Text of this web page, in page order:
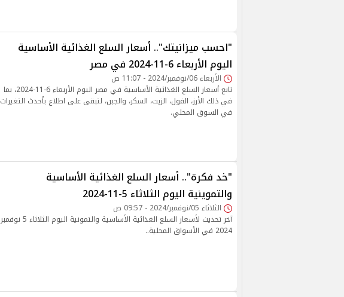
"احسب ميزانيتك".. أسعار السلع الغذائية الأساسية
اليوم الأربعاء 6-11-2024 في مصر
الأربعاء 06/نوفمبر/2024 - 11:07 ص
تابع أسعار السلع الغذائية الأساسية في مصر اليوم الأربعاء 6-11-2024، بما
في ذلك الأرز، الفول، الزيت، السكر، والجبن، لتبقى على اطلاع بأحدث التغيرات
في السوق المحلي.
"خد فكرة".. أسعار السلع الغذائية الأساسية
والتموينية اليوم الثلاثاء 5-11-2024
الثلاثاء 05/نوفمبر/2024 - 09:57 ص
آخر تحديث لأسعار السلع الغذائية الأساسية والتمونية اليوم الثلاثاء 5 نوفمبر
2024 في الأسواق المحلية..